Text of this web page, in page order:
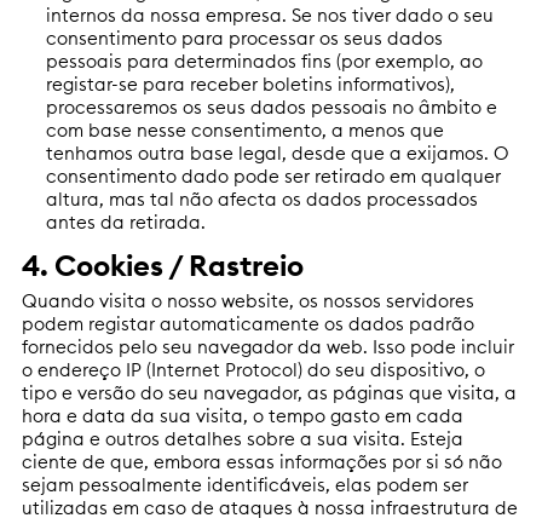
internos da nossa empresa. Se nos tiver dado o seu
consentimento para processar os seus dados
pessoais para determinados fins (por exemplo, ao
registar-se para receber boletins informativos),
processaremos os seus dados pessoais no âmbito e
com base nesse consentimento, a menos que
tenhamos outra base legal, desde que a exijamos. O
consentimento dado pode ser retirado em qualquer
altura, mas tal não afecta os dados processados
antes da retirada.
4. Cookies / Rastreio
Quando visita o nosso website, os nossos servidores
podem registar automaticamente os dados padrão
fornecidos pelo seu navegador da web. Isso pode incluir
o endereço IP (Internet Protocol) do seu dispositivo, o
tipo e versão do seu navegador, as páginas que visita, a
hora e data da sua visita, o tempo gasto em cada
página e outros detalhes sobre a sua visita. Esteja
ciente de que, embora essas informações por si só não
sejam pessoalmente identificáveis, elas podem ser
utilizadas em caso de ataques à nossa infraestrutura de